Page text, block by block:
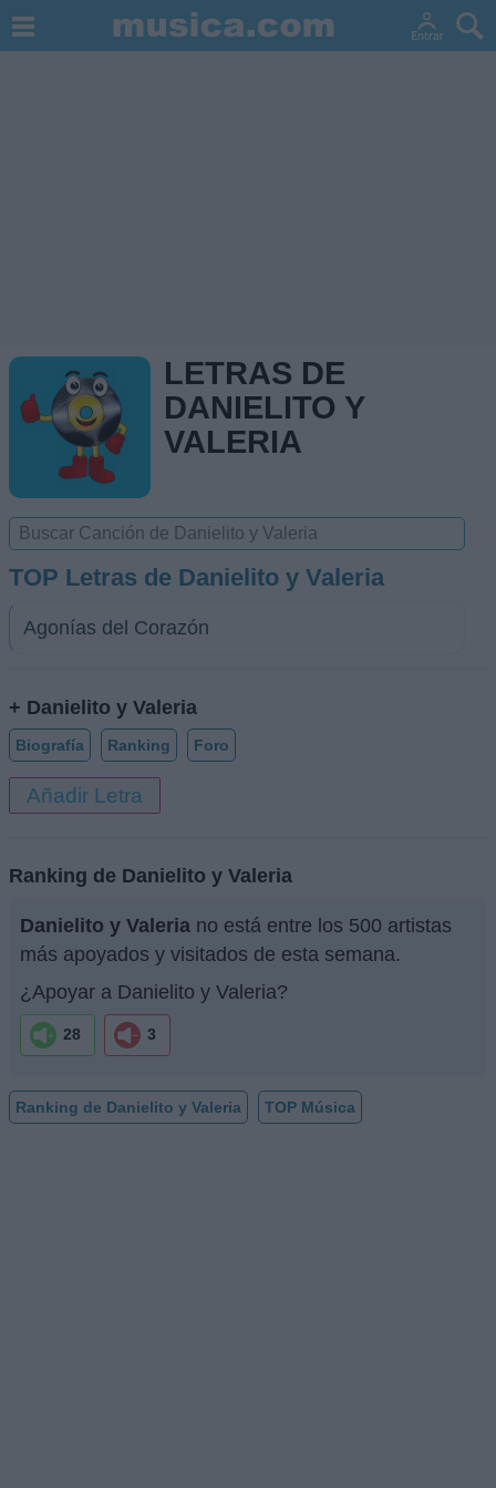
LETRAS DE
DANIELITO Y
VALERIA
TOP Letras de Danielito y Valeria
Agonías del Corazón
+ Danielito y Valeria
Biografía Ranking Foro
Añadir Letra
Ranking de Danielito y Valeria
Danielito y Valeria no está entre los 500 artistas
más apoyados y visitados de esta semana.
¿Apoyar a Danielito y Valeria?
28 3
Ranking de Danielito y Valeria TOP Música